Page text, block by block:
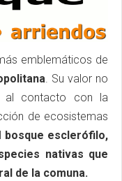
emblemáticos de
. Su valor no
al contacto con la
de ecosistemas
bosque esclerófilo,
nativas que
de la comuna.